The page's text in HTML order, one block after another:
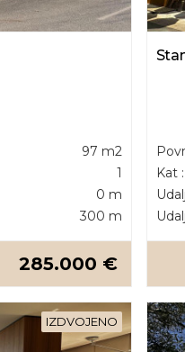
97 m2
1
0 m
300 m
285.000 €
Kat :
IZDVOJENO